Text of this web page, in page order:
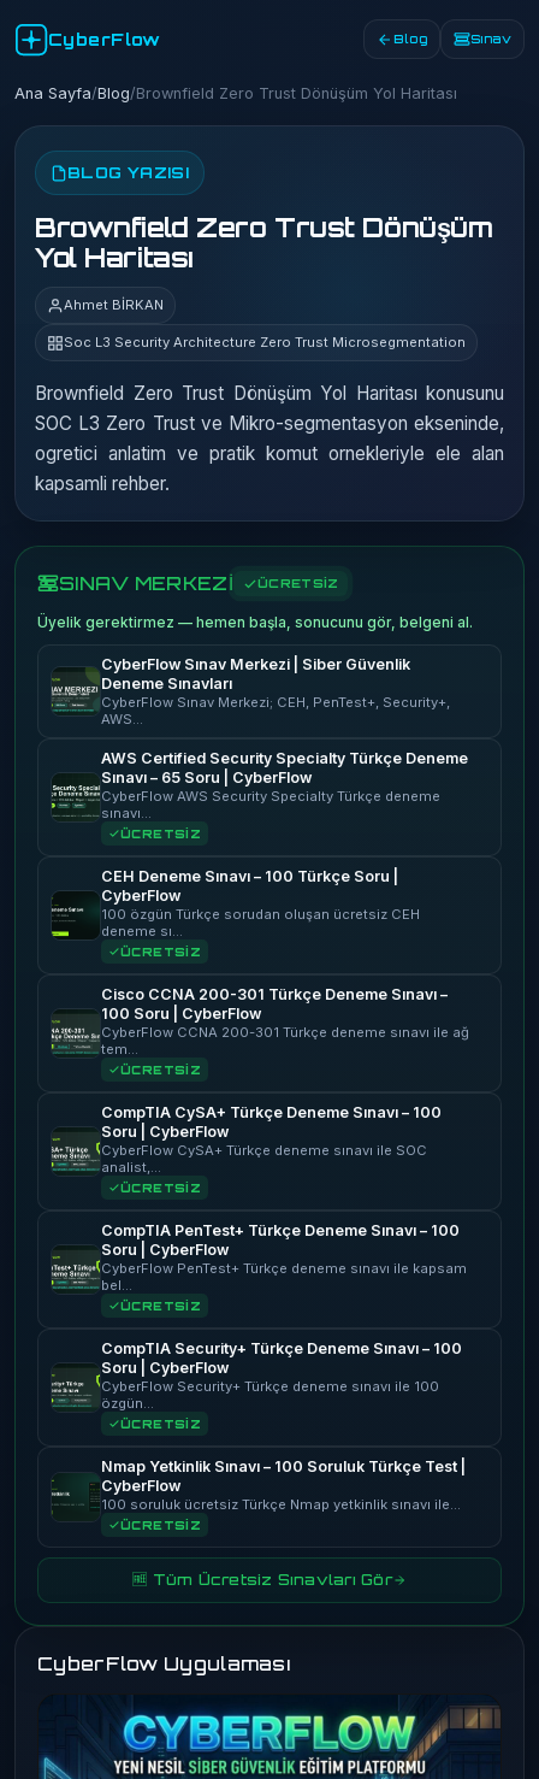
CyberFlow Blog Sınav
Ana Sayfa/Blog/Brownfield Zero Trust Dönüşüm Yol Haritası
BLOG YAZISI
Brownfield Zero Trust Dönüşüm
Yol Haritası
Ahmet BİRKAN
Soc L3 Security Architecture Zero Trust Microsegmentation
Brownfield Zero Trust Dönüşüm Yol Haritası konusunu
SOC L3 Zero Trust ve Mikro-segmentasyon ekseninde,
ogretici anlatim ve pratik komut ornekleriyle ele alan
kapsamli rehber.
SINAV MERKEZİ ÜCRETSİZ
Üyelik gerektirmez — hemen başla, sonucunu gör, belgeni al.
CyberFlow Sınav Merkezi | Siber Güvenlik
Deneme Sınavları
CyberFlow Sınav Merkezi; CEH, PenTest+, Security+,
AWS…
AWS Certified Security Specialty Türkçe Deneme
Sınavı – 65 Soru | CyberFlow
CyberFlow AWS Security Specialty Türkçe deneme
sınavı…
ÜCRETSİZ
CEH Deneme Sınavı – 100 Türkçe Soru |
CyberFlow
100 özgün Türkçe sorudan oluşan ücretsiz CEH
deneme sı…
ÜCRETSİZ
Cisco CCNA 200-301 Türkçe Deneme Sınavı –
100 Soru | CyberFlow
CyberFlow CCNA 200-301 Türkçe deneme sınavı ile ağ
tem…
ÜCRETSİZ
CompTIA CySA+ Türkçe Deneme Sınavı – 100
Soru | CyberFlow
CyberFlow CySA+ Türkçe deneme sınavı ile SOC
analist,…
ÜCRETSİZ
CompTIA PenTest+ Türkçe Deneme Sınavı – 100
Soru | CyberFlow
CyberFlow PenTest+ Türkçe deneme sınavı ile kapsam
bel…
ÜCRETSİZ
CompTIA Security+ Türkçe Deneme Sınavı – 100
Soru | CyberFlow
CyberFlow Security+ Türkçe deneme sınavı ile 100
özgün…
ÜCRETSİZ
Nmap Yetkinlik Sınavı – 100 Soruluk Türkçe Test |
CyberFlow
100 soruluk ücretsiz Türkçe Nmap yetkinlik sınavı ile…
ÜCRETSİZ
🆓 Tüm Ücretsiz Sınavları Gör
CyberFlow Uygulaması